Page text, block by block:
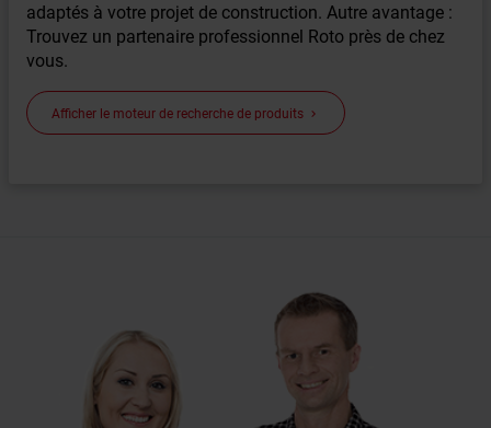
adaptés à votre projet de construction. Autre avantage :
Trouvez un partenaire professionnel Roto près de chez
vous.
Afficher le moteur de recherche de produits keyboard_arrow_right